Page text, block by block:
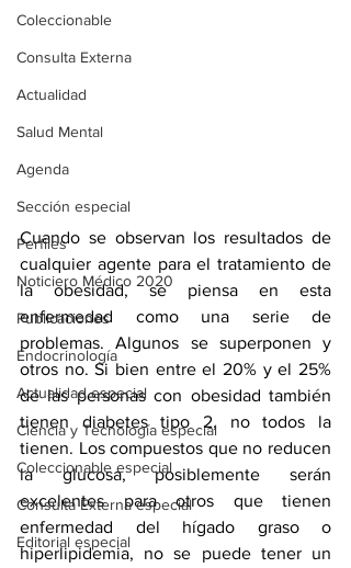
Coleccionable
Consulta Externa
Actualidad
Salud Mental
Agenda
Sección especial
Perfiles
Noticiero Médico 2020
Publicaciones
Endocrinología
Actualidad especial
Ciencia y Tecnología especial
Coleccionable especial
Consulta Externa especial
Editorial especial
Cuando se observan los resultados de
cualquier agente para el tratamiento de
la obesidad, se piensa en esta
enfermedad como una serie de
problemas. Algunos se superponen y
otros no. Si bien entre el 20% y el 25%
de las personas con obesidad también
tienen diabetes tipo 2, no todos la
tienen. Los compuestos que no reducen
la glucosa, posiblemente serán
excelentes para otros que tienen
enfermedad del hígado graso o
hiperlipidemia, no se puede tener un